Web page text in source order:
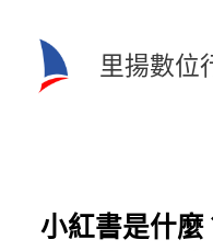
里揚數位
小紅書是什麼